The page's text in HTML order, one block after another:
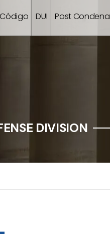
DUI Post Condena
DIVISION